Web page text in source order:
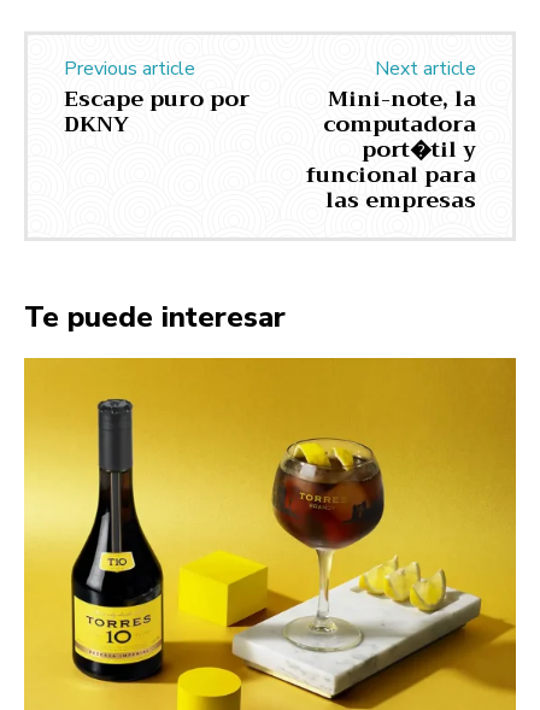
Previous article
Escape puro por
DKNY
Next article
Mini-note, la
computadora
port�til y
funcional para
las empresas
Te puede interesar